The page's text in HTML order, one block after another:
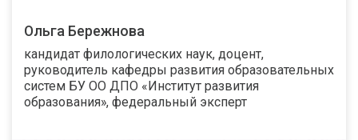
Ольга Бережнова
кандидат филологических наук, доцент,
руководитель кафедры развития образовательных
систем БУ ОО ДПО «Институт развития
образования», федеральный эксперт